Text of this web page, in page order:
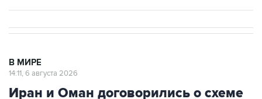
В МИРЕ
14:11, 6 августа 2026
Иран и Оман договорились о схеме